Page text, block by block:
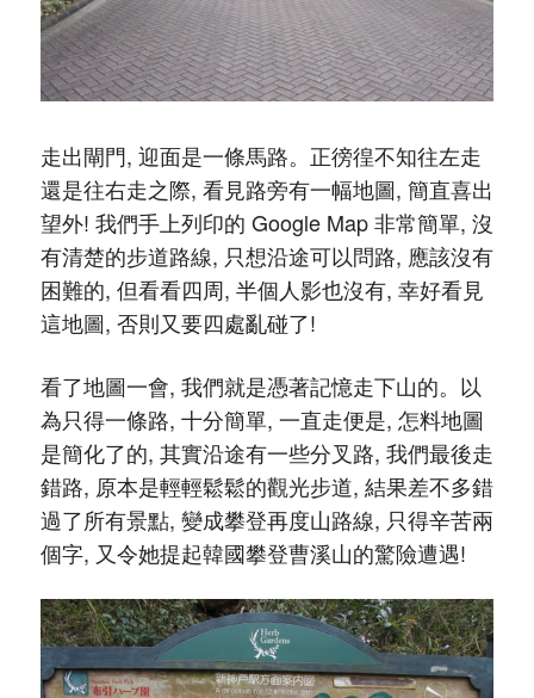
走出閘門, 迎面是一條馬路。正徬徨不知往左走
還是往右走之際, 看見路旁有一幅地圖, 簡直喜出
望外! 我們手上列印的 Google Map 非常簡單, 沒
有清楚的步道路線, 只想沿途可以問路, 應該沒有
困難的, 但看看四周, 半個人影也沒有, 幸好看見
這地圖, 否則又要四處亂碰了!
看了地圖一會, 我們就是憑著記憶走下山的。以
為只得一條路, 十分簡單, 一直走便是, 怎料地圖
是簡化了的, 其實沿途有一些分叉路, 我們最後走
錯路, 原本是輕輕鬆鬆的觀光步道, 結果差不多錯
過了所有景點, 變成攀登再度山路線, 只得辛苦兩
個字, 又令她提起韓國攀登曹溪山的驚險遭遇!